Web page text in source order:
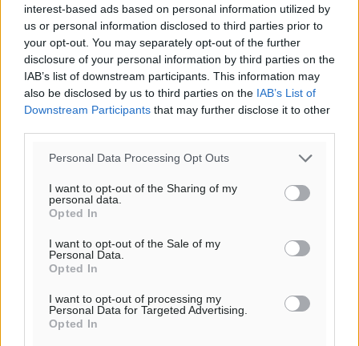
interest-based ads based on personal information utilized by
us or personal information disclosed to third parties prior to
your opt-out. You may separately opt-out of the further
disclosure of your personal information by third parties on the
IAB’s list of downstream participants. This information may
also be disclosed by us to third parties on the IAB’s List of
Downstream Participants that may further disclose it to other
Personal Data Processing Opt Outs
I want to opt-out of the Sharing of my
personal data.
Opted In
I want to opt-out of the Sale of my
Personal Data.
Opted In
I want to opt-out of processing my
Personal Data for Targeted Advertising.
Opted In
Το E-mail δεν θα δημοσιευτεί.
Πρέπει να συμπληρωθούν όλα τα πεδία για την
υποβολή του σχολίου.
Όνοματεπώνυμο Email